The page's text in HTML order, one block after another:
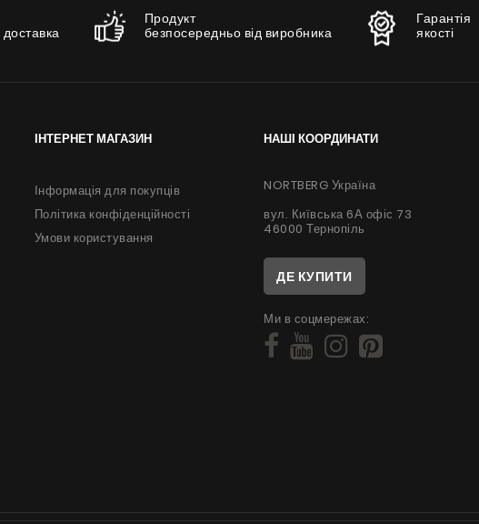
Продукт
безпосередньо від виробника
Гарантія
якості
ІНТЕРНЕТ МАГАЗИН
Інформація для покупців
Політика конфіденційності
Умови користування
НАШІ КООРДИНАТИ
NORTBERG Україна
вул. Київська 6А офіс 73
46000 Тернопіль
ДЕ КУПИТИ
Ми в соцмережах: